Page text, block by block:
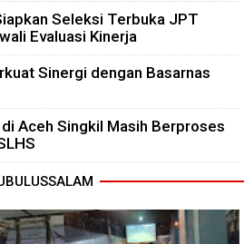
Seleksi Terbuka JPT
Evaluasi Kinerja
Sinergi dengan Basarnas
Aceh Singkil Masih Berproses